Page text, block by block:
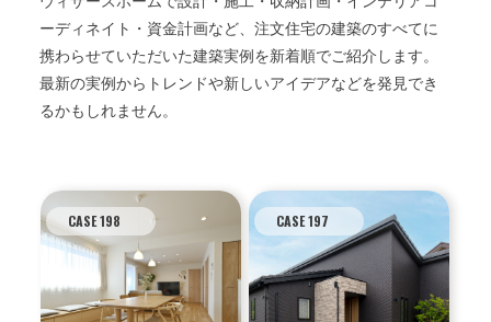
ーディネイト・資金計画など、注文住宅の建築のすべてに
携わらせていただいた建築実例を新着順でご紹介します。
最新の実例からトレンドや新しいアイデアなどを発見でき
るかもしれません。
CASE 198 CASE 197